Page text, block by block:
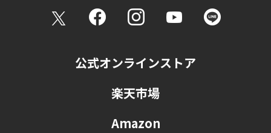
公式オンラインストア
楽天市場
Amazon